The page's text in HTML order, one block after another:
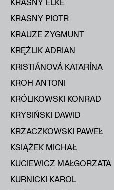
KRASNY PIOTR
KRAUZE ZYGMUNT
KRĘŻLIK ADRIAN
KRISTIÁNOVÁ KATARÍNA
KROH ANTONI
KRÓLIKOWSKI KONRAD
KRYSIŃSKI DAWID
KRZACZKOWSKI PAWEŁ
KSIĄŻEK MICHAŁ
KUCIEWICZ MAŁGORZATA
KURNICKI KAROL